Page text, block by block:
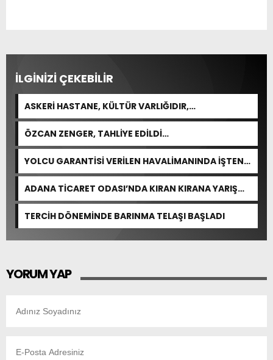
İLGİNİZİ ÇEKEBİLİR
ASKERİ HASTANE, KÜLTÜR VARLIĞIDIR,
ÖZELLEŞTİRİLEMEZ!
ÖZCAN ZENGER, TAHLİYE EDİLDİ…
YOLCU GARANTİSİ VERİLEN HAVALİMANINDA İŞTEN
ÇIKARMA VAR
ADANA TİCARET ODASI’NDA KIRAN KIRANA YARIŞ
BEKLENİYOR
TERCİH DÖNEMİNDE BARINMA TELAŞI BAŞLADI
YORUM YAP